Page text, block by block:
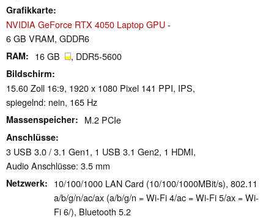
Grafikkarte
NVIDIA GeForce RTX 4050 Laptop GPU-
6 GB VRAM, GDDR6
RAM 16 GB , DDR5-5600
Bildschirm
15.60 Zoll 16:9, 1920 x 1080 Pixel 141 PPI, IPS,
spiegelnd: nein, 165 Hz
Massenspeicher M.2 PCIe
Anschlüsse
3 USB 3.0 / 3.1 Gen1, 1 USB 3.1 Gen2, 1 HDMI,
Audio Anschlüsse: 3.5 mm
Netzwerk
10/100/1000 LAN Card (10/100/1000MBit/s), 802.11
a/b/g/n/ac/ax (a/b/g/n = Wi-Fi 4/ac = Wi-Fi 5/ax = Wi-
Fi 6/), Bluetooth 5.2